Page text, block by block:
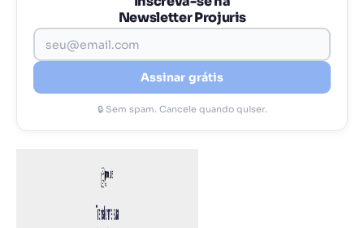
Newsletter Projuris
Assinar grátis
🔒 Sem spam. Cancele quando quiser.